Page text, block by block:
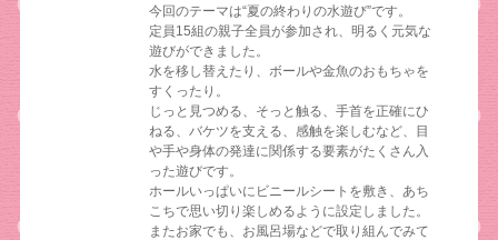
今回のテーマは“夏の終わりの水遊び”です。
定員15組の親子全員が参加され、明るく元気な
遊びができました。
水を移し替えたり、ボールや金魚のおもちゃを
すくったり。
じっと見つめる、そっと触る、手首を正確にひ
ねる、バケツを支える、感触を楽しむなど、目
や手や身体の発達に関係する要素がたくさん入
った遊びです。
ホールいっぱいにビニールシートを敷き、あち
こちで思い切り楽しめるように設定しました。
またお家でも、お風呂場などで取り組んでみて